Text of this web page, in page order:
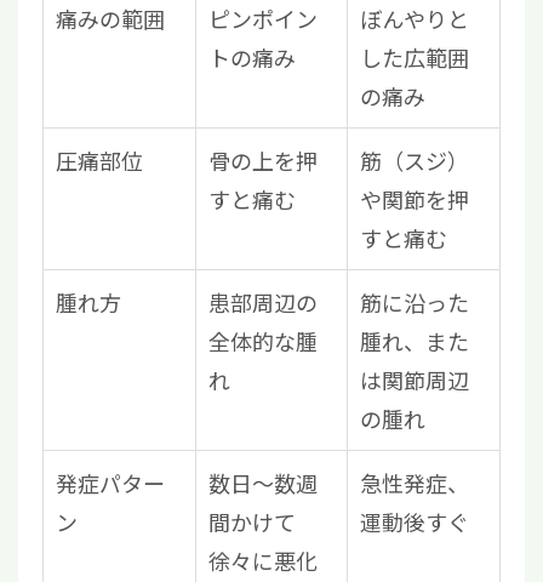
痛みの範囲
ピンポイン
トの痛み
ぼんやりと
した広範囲
の痛み
圧痛部位
骨の上を押
すと痛む
筋（スジ）
や関節を押
すと痛む
腫れ方
患部周辺の
全体的な腫
れ
筋に沿った
腫れ、また
は関節周辺
の腫れ
発症パター
ン
数日～数週
間かけて
徐々に悪化
急性発症、
運動後すぐ